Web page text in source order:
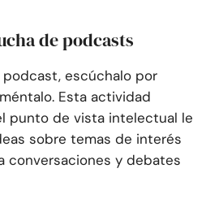
de podcasts
escúchalo por
Esta actividad
punto de vista intelectual le
sobre temas de interés
conversaciones y debates